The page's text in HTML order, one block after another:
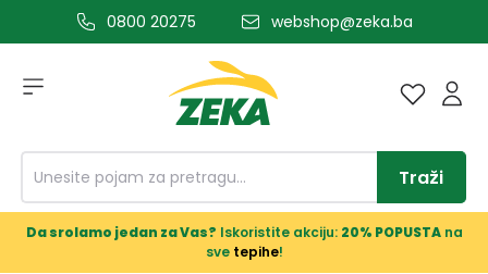
glavni sadržaj0800 20275 webshop@zeka.ba
Traži
Da srolamo jedan za Vas? Iskoristite akciju: 20% POPUSTAna
sve tepihe!